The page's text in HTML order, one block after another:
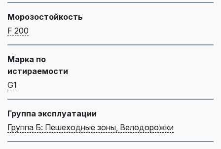
Морозостойкость
F 200
Марка по
истираемости
G1
Группа эксплуатации
Группа Б: Пешеходные зоны, Велодорожки